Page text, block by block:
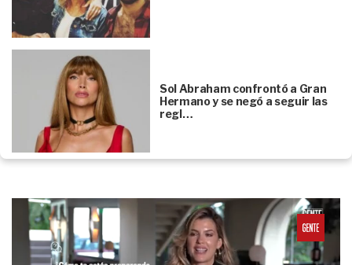
Sol Abraham confrontó a Gran
Hermano y se negó a seguir las
regl…